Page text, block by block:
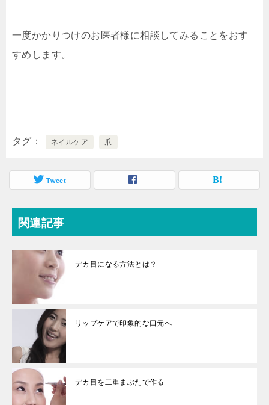
一度かかりつけのお医者様に相談してみることをおす
すめします。
タグ ネイルケア 爪
Tweet
関連記事
デカ目になる方法とは？
リップケアで印象的な口元へ
デカ目を二重まぶたで作る